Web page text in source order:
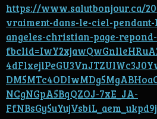
https://www.salutbonjour.ca/
vraiment-dans-le-ciel-
angeles-christian-page-
NCgNGpA5BqQZOJ-7xE_JA-